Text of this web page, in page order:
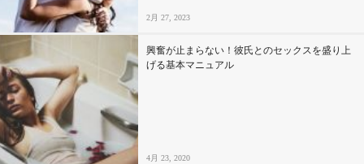
2月 27, 2023
興奮が止まらない！彼氏とのセックスを盛り上
げる基本マニュアル
4月 23, 2020